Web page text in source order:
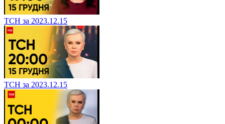
ТСН за 2023.12.15
ТСН за 2023.12.15